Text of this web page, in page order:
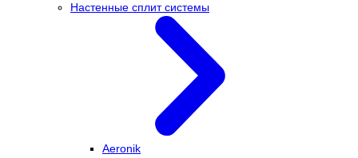
Настенные сплит системы
Aeronik